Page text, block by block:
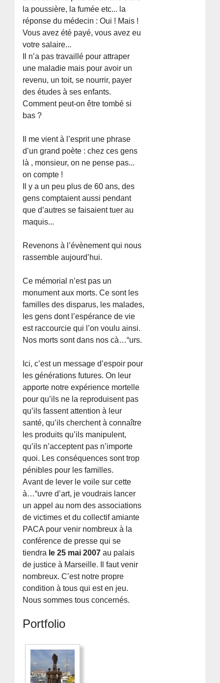
la poussière, la fumée etc... la
réponse du médecin : Oui ! Mais !
Vous avez été payé, vous avez eu
votre salaire...
Il n’a pas travaillé pour attraper
une maladie mais pour avoir un
revenu, un toit, se nourrir, payer
des études à ses enfants.
Comment peut-on être tombé si
bas ?
Il me vient à l’esprit une phrase
d’un grand poète : chez ces gens
là , monsieur, on ne pense pas...
on compte !
Il y a un peu plus de 60 ans, des
gens comptaient aussi pendant
que d’autres se faisaient tuer au
maquis...
Revenons à l’évènement qui nous
rassemble aujourd’hui.
Ce mémorial n’est pas un
monument aux morts. Ce sont les
familles des disparus, les malades,
les gens dont l’espérance de vie
est raccourcie qui l’on voulu ainsi.
Nos morts sont dans nos cà…“urs.
Ici, c’est un message d’espoir pour
les générations futures. On leur
apporte notre expérience mortelle
pour qu’ils ne la reproduisent pas
qu’ils fassent attention à leur
santé, qu’ils cherchent à connaître
les produits qu’ils manipulent,
qu’ils n’acceptent pas n’importe
quoi. Les conséquences sont trop
pénibles pour les familles.
Avant de lever le voile sur cette
à…“uvre d’art, je voudrais lancer
un appel au nom des associations
de victimes et du collectif amiante
PACA pour venir nombreux à la
conférence de presse qui se
tiendra le 25 mai 2007 au palais
de justice à Marseille. Il faut venir
nombreux. C’est notre propre
condition à tous qui est en jeu.
Nous sommes tous concernés.
Portfolio